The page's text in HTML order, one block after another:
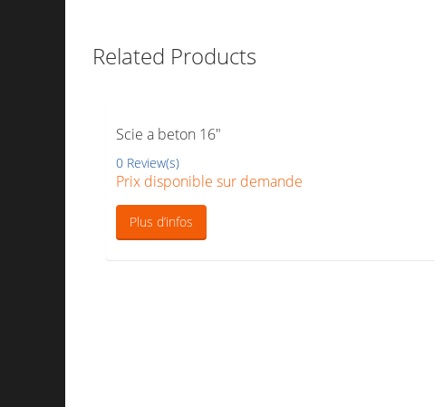
Related Products
Scie a beton 16″
0 Review(s)
Prix disponible sur demande
Plus d’infos